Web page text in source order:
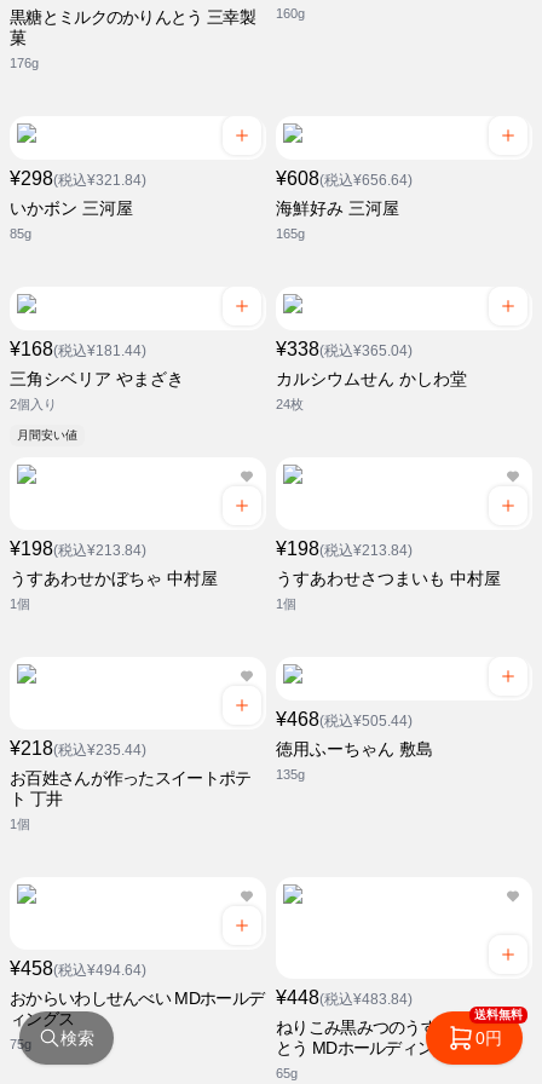
黒糖とミルクのかりんとう 三幸製
菓
176g
160g
¥298(税込¥321.84)
いかボン 三河屋
85g
¥608(税込¥656.64)
海鮮好み 三河屋
165g
¥168(税込¥181.44)
三角シベリア やまざき
2個入り
月間安い値
¥338(税込¥365.04)
カルシウムせん かしわ堂
24枚
¥198(税込¥213.84)
うすあわせかぼちゃ 中村屋
1個
¥198(税込¥213.84)
うすあわせさつまいも 中村屋
1個
¥218(税込¥235.44)
お百姓さんが作ったスイートポテ
ト 丁井
1個
¥468(税込¥505.44)
徳用ふーちゃん 敷島
135g
¥458(税込¥494.64)
おからいわしせんべい MDホールデ
ィングス
75g
¥448(税込¥483.84)
ねりこみ黒みつのうすぎりかりん
とう MDホールディングス
65g
検索
送料無料
0円